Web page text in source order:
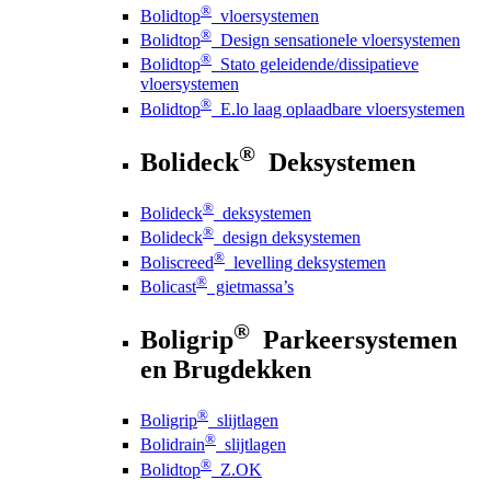
Bolidtop® vloersystemen
Bolidtop® Design sensationele vloersystemen
Bolidtop® Stato geleidende/dissipatieve
vloersystemen
Bolidtop® E.lo laag oplaadbare vloersystemen
Bolideck® Deksystemen
Bolideck® deksystemen
Bolideck® design deksystemen
Boliscreed® levelling deksystemen
Bolicast® gietmassa’s
Boligrip® Parkeersystemen
en Brugdekken
Boligrip® slijtlagen
Bolidrain® slijtlagen
Bolidtop® Z.OK